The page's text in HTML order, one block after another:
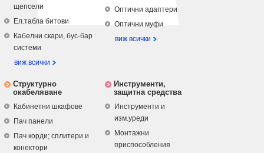
щепсели
Ел.табла битови
Кабелни скари, бус-бар
системи
виж всички
Оптични адаптери
Оптични муфи
виж всички
Структурно
окабеляване
Кабинетни шкафове
Пач панели
Пач корди; сплитери и
конектори
Инструменти,
защитна средства
Инструменти и
изм.уреди
Монтажни
приспособления